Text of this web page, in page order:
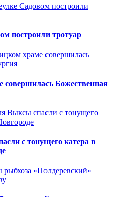
построили тротуар
совершилась Божественная
с тонущего катера в